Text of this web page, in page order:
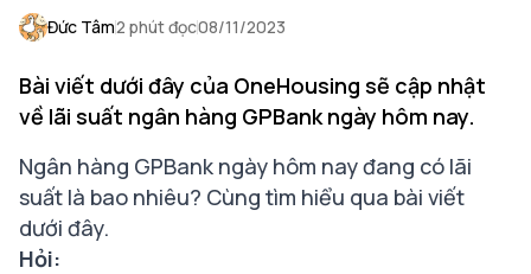
Đức Tâm2 phút đọc08/11/2023
Bài viết dưới đây của OneHousing sẽ cập nhật
về lãi suất ngân hàng GPBank ngày hôm nay.
Ngân hàng GPBank ngày hôm nay đang có lãi
suất là bao nhiêu? Cùng tìm hiểu qua bài viết
dưới đây.
Hỏi: